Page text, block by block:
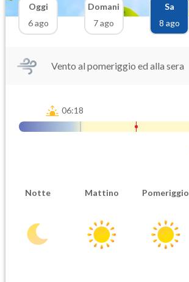
Oggi
6 ago
Domani
7 ago
Sa
8 ago
Vento al pomeriggio ed alla sera
06:18
Notte Mattino Pomeriggio